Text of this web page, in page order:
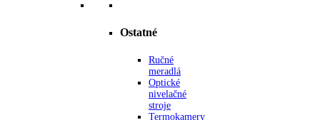
Ostatné
Ručné
meradlá
Optické
nivelačné
stroje
Termokamery